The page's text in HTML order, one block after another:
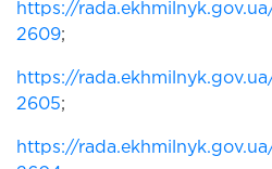
https://
2609;
https://
2605;
https://